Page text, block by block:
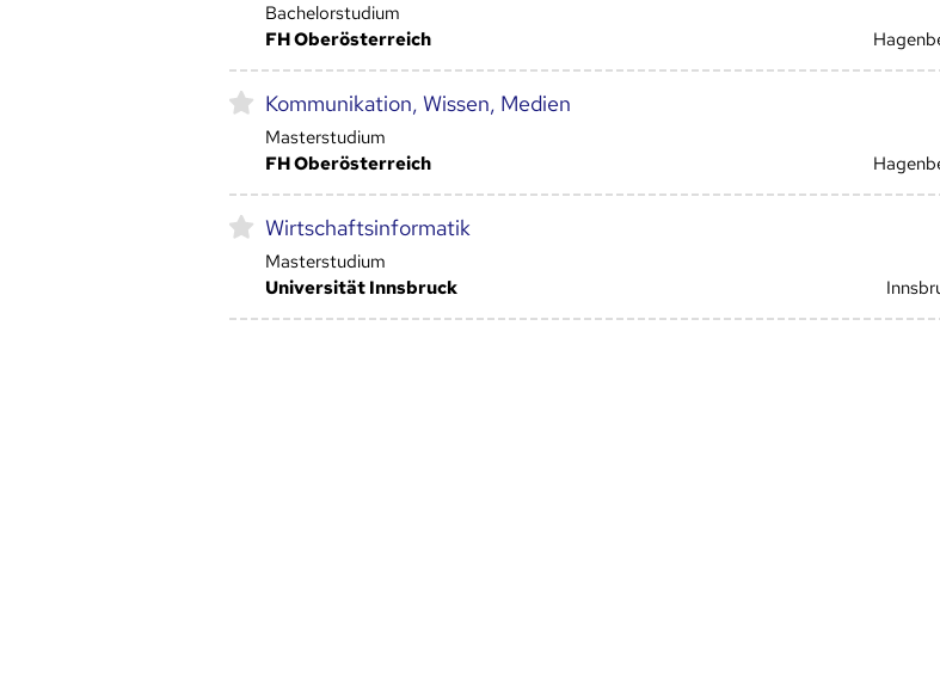
Bachelorstudium
FH Oberösterreich
Kommunikation, Wissen, Medien
Masterstudium
FH Oberösterreich
Wirtschaftsinformatik
Masterstudium
Universität Innsbruck